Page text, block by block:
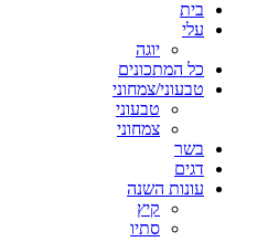
בית
עלי
יוגה
כל המתכונים
טבעוני/צמחוני
טבעוני
צמחוני
בשר
דגים
עונות השנה
קיץ
סתיו